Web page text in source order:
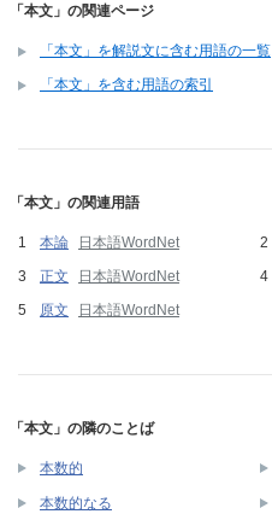
「本文」の関連ページ
「本文」を解説文に含む用語の一覧
「本文」を含む用語の索引
「本文」の関連用語
本論 日本語WordNet
正文
日本語WordNet
原文
日本語WordNet
「本文」の隣のことば
本数的
本数的なる